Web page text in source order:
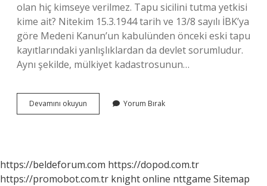
olan hiç kimseye verilmez. Tapu sicilini tutma yetkisi
kime ait? Nitekim 15.3.1944 tarih ve 13/8 sayılı İBK’ya
göre Medeni Kanun’un kabulünden önceki eski tapu
kayıtlarındaki yanlışlıklardan da devlet sorumludur.
Aynı şekilde, mülkiyet kadastrosunun…
Devamını okuyun
Sicil
Yetkisine
Sahip
Yorum Bırak
https://beldeforum.com https://dopod.com.tr
https://promobot.com.tr knight online nttgame Sitemap